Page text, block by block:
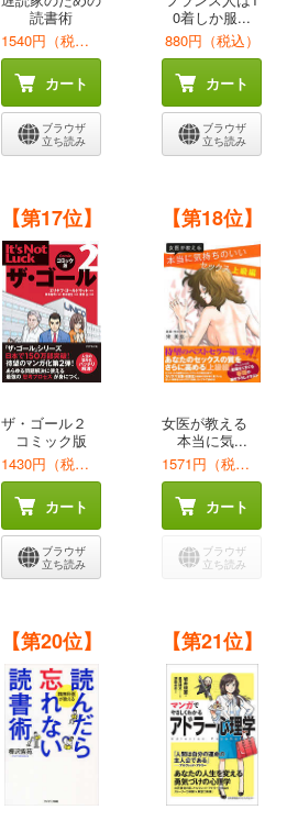
読書術
1540円（税込）
カート
ブラウザ
立ち読み
0着しか服...
880円（税込）
カート
ブラウザ
立ち読み
【第17位】
ザ・ゴール２
コミック版
1430円（税込）
カート
ブラウザ
立ち読み
【第18位】
女医が教える
本当に気...
1571円（税込）
カート
ブラウザ
立ち読み
【第20位】 【第21位】